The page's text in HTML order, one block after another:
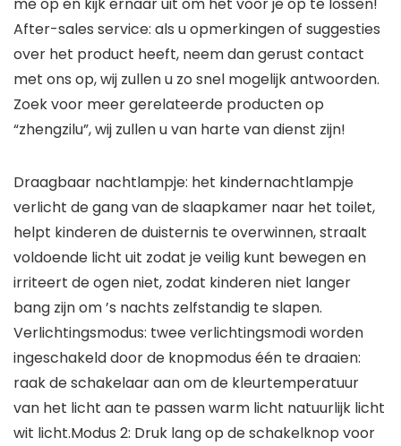
After-sales service: als u opmerkingen of suggesties
over het product heeft, neem dan gerust contact
met ons op, wij zullen u zo snel mogelijk antwoorden.
Zoek voor meer gerelateerde producten op
“zhengzilu”, wij zullen u van harte van dienst zijn!
Draagbaar nachtlampje: het kindernachtlampje
verlicht de gang van de slaapkamer naar het toilet,
helpt kinderen de duisternis te overwinnen, straalt
voldoende licht uit zodat je veilig kunt bewegen en
irriteert de ogen niet, zodat kinderen niet langer
bang zijn om ’s nachts zelfstandig te slapen.
Verlichtingsmodus: twee verlichtingsmodi worden
ingeschakeld door de knopmodus één te draaien:
raak de schakelaar aan om de kleurtemperatuur
van het licht aan te passen warm licht natuurlijk licht
wit licht.Modus 2: Druk lang op de schakelknop voor